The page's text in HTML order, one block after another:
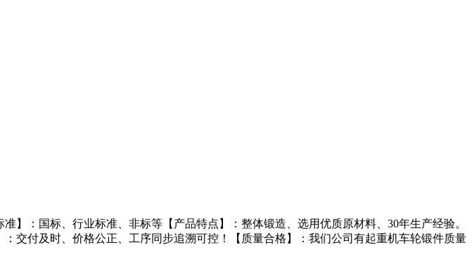
】：国标、行业标准、非标等【产品特点】：整体锻造、选用优质原材料、30年生产经验。
交付及时、价格公正、工序同步追溯可控！【质量合格】：我们公司有起重机车轮锻件质量